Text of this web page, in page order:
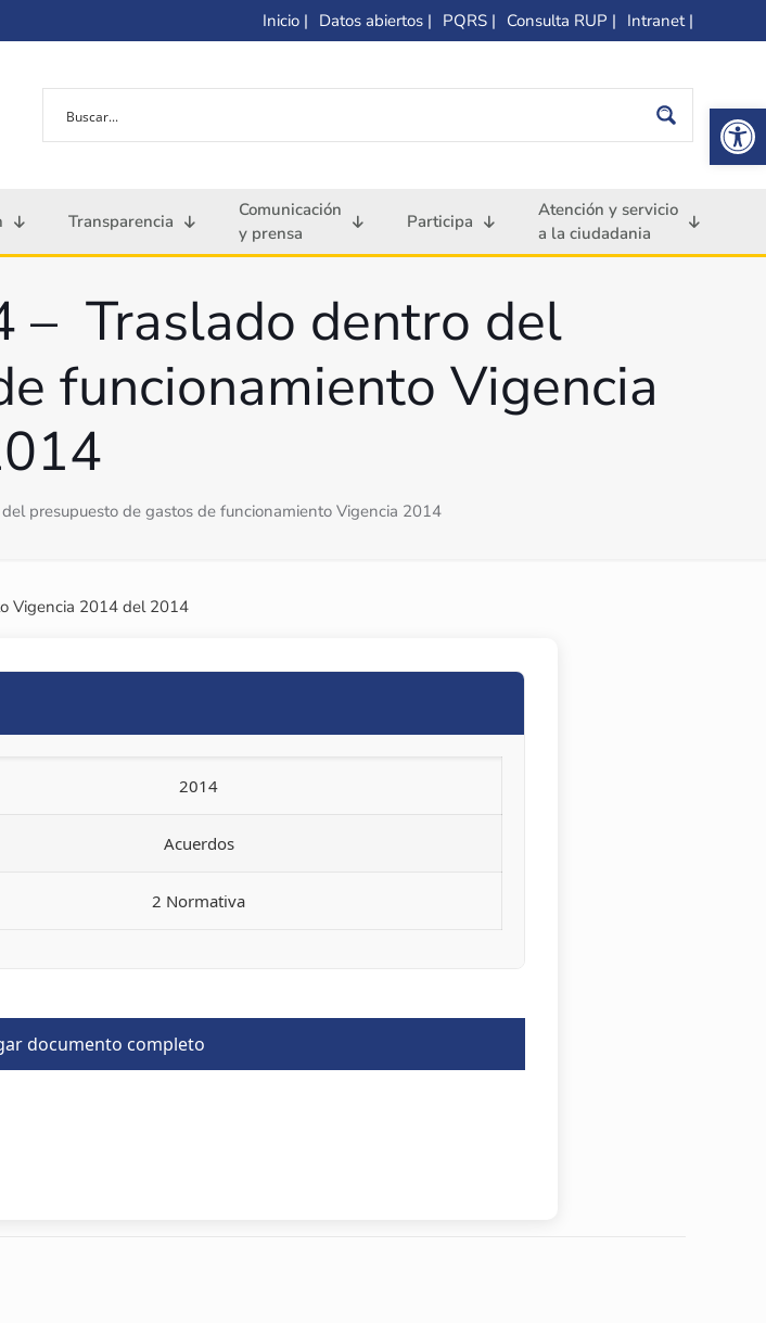
Inicio | Datos abiertos | PQRS | Consulta RUP | Intranet |
Transparencia
Comunicación
y prensa
Participa
Atención y servicio
a la ciudadania
– Traslado dentro del
funcionamiento Vigencia
presupuesto de gastos de funcionamiento Vigencia 2014
Vigencia 2014 del 2014
2014
Acuerdos
2 Normativa
documento completo